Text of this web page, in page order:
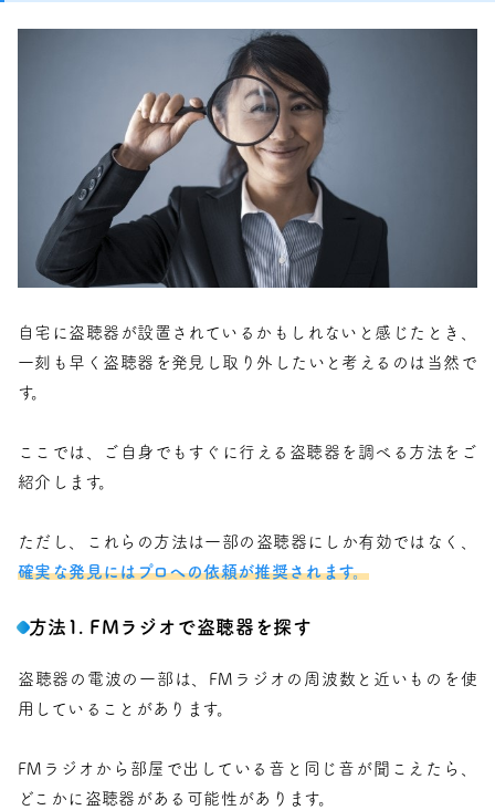
自宅に盗聴器が設置されているかもしれないと感じたとき、
一刻も早く盗聴器を発見し取り外したいと考えるのは当然で
す。
ここでは、ご自身でもすぐに行える盗聴器を調べる方法をご
紹介します。
ただし、これらの方法は一部の盗聴器にしか有効ではなく、
確実な発見にはプロへの依頼が推奨されます。
方法1. FMラジオで盗聴器を探す
盗聴器の電波の一部は、FMラジオの周波数と近いものを使
用していることがあります。
FMラジオから部屋で出している音と同じ音が聞こえたら、
どこかに盗聴器がある可能性があります。